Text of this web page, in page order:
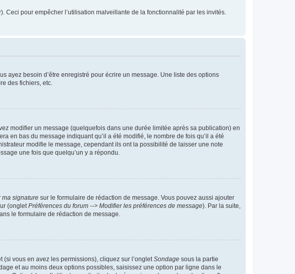
Ceci pour empêcher l’utilisation malveillante de la fonctionnalité par les invités.
ayez besoin d’être enregistré pour écrire un message. Une liste des options
des fichiers, etc.
modifier un message (quelquefois dans une durée limitée après sa publication) en
en bas du message indiquant qu’il a été modifié, le nombre de fois qu’il a été
modifie le message, cependant ils ont la possibilité de laisser une note
une fois que quelqu’un y a répondu.
ma signature sur le formulaire de rédaction de message. Vous pouvez aussi ajouter
(ongletPréférences du forum --> Modifier les préférences de message). Par la suite,
le formulaire de rédaction de message.
vous en avez les permissions), cliquez sur l’ongletSondage sous la partie
et au moins deux options possibles, saisissez une option par ligne dans le